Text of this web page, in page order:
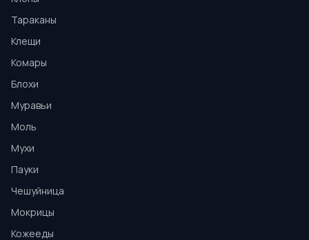
Тараканы
Клещи
Комары
Блохи
Муравьи
Моль
Мухи
Пауки
Чешуйница
Мокрицы
Кожееды